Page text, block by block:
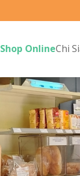
Shop OnlineChi